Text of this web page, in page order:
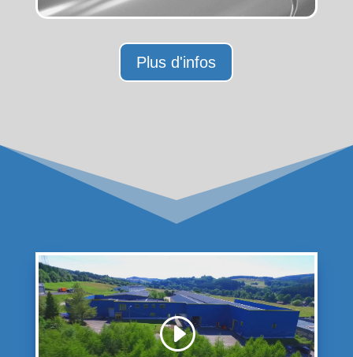
Plus d'infos